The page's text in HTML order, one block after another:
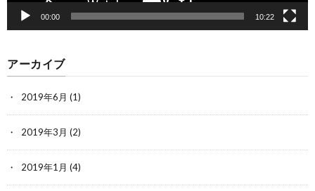
00:00 10:22
アーカイブ
2019年6月 (1)
2019年3月 (2)
2019年1月 (4)